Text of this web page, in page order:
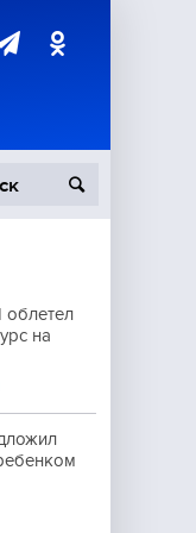
облетел
на